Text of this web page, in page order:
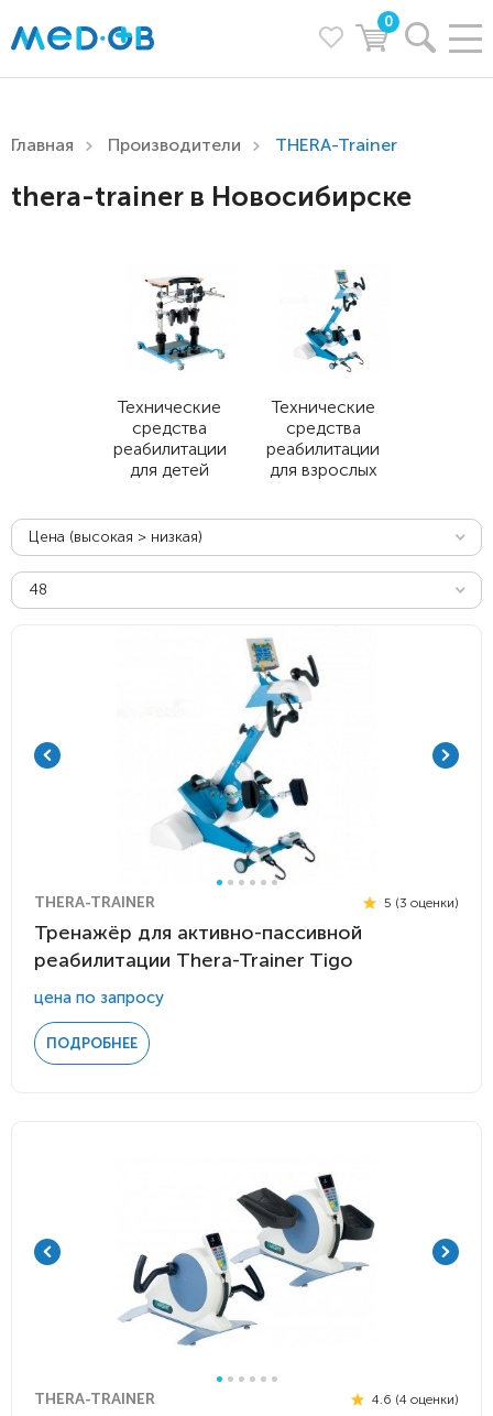
0
Главная Производители THERA-Trainer
thera-trainer в Новосибирске
Технические
средства
реабилитации
для детей
Технические
средства
реабилитации
для взрослых
Цена (высокая > низкая)
48
THERA-TRAINER 5 (3 оценки)
Тренажёр для активно-пассивной
реабилитации Thera-Trainer Tigo
цена по запросу
ПОДРОБНЕЕ
THERA-TRAINER 4.6 (4 оценки)